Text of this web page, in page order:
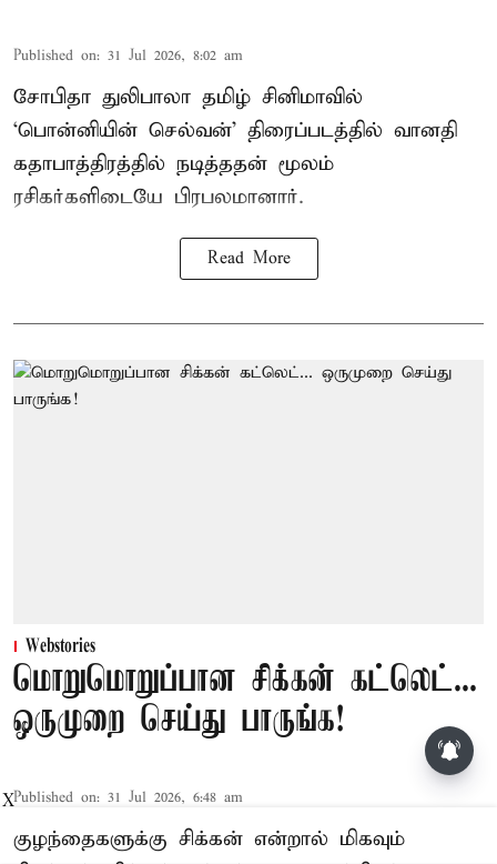
Published on: 31 Jul 2026, 8:02 am
சோபிதா துலிபாலா தமிழ் சினிமாவில்
‘பொன்னியின் செல்வன்’ திரைப்படத்தில் வானதி
கதாபாத்திரத்தில் நடித்ததன் மூலம்
ரசிகர்களிடையே பிரபலமானார்.
Read More
Webstories
மொறுமொறுப்பான சிக்கன் கட்லெட்...
ஒருமுறை செய்து பாருங்க!
Published on: 31 Jul 2026, 6:48 am
குழந்தைகளுக்கு சிக்கன் என்றால் மிகவும்
X